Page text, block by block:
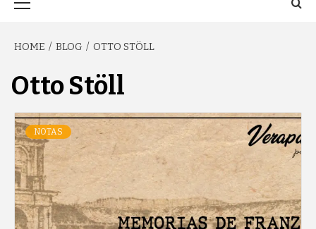
HOME BLOG OTTO STÖLL
Otto Stöll
NOTAS